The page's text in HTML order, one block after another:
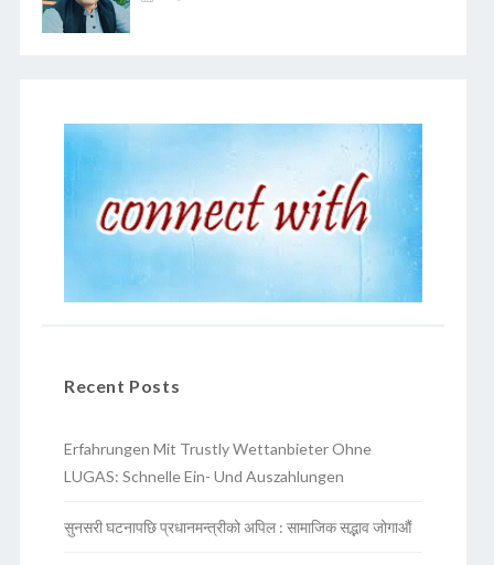
Recent Posts
Erfahrungen Mit Trustly Wettanbieter Ohne
LUGAS: Schnelle Ein- Und Auszahlungen
सुनसरी घटनापछि प्रधानमन्त्रीको अपिल : सामाजिक सद्भाव जोगाऔं